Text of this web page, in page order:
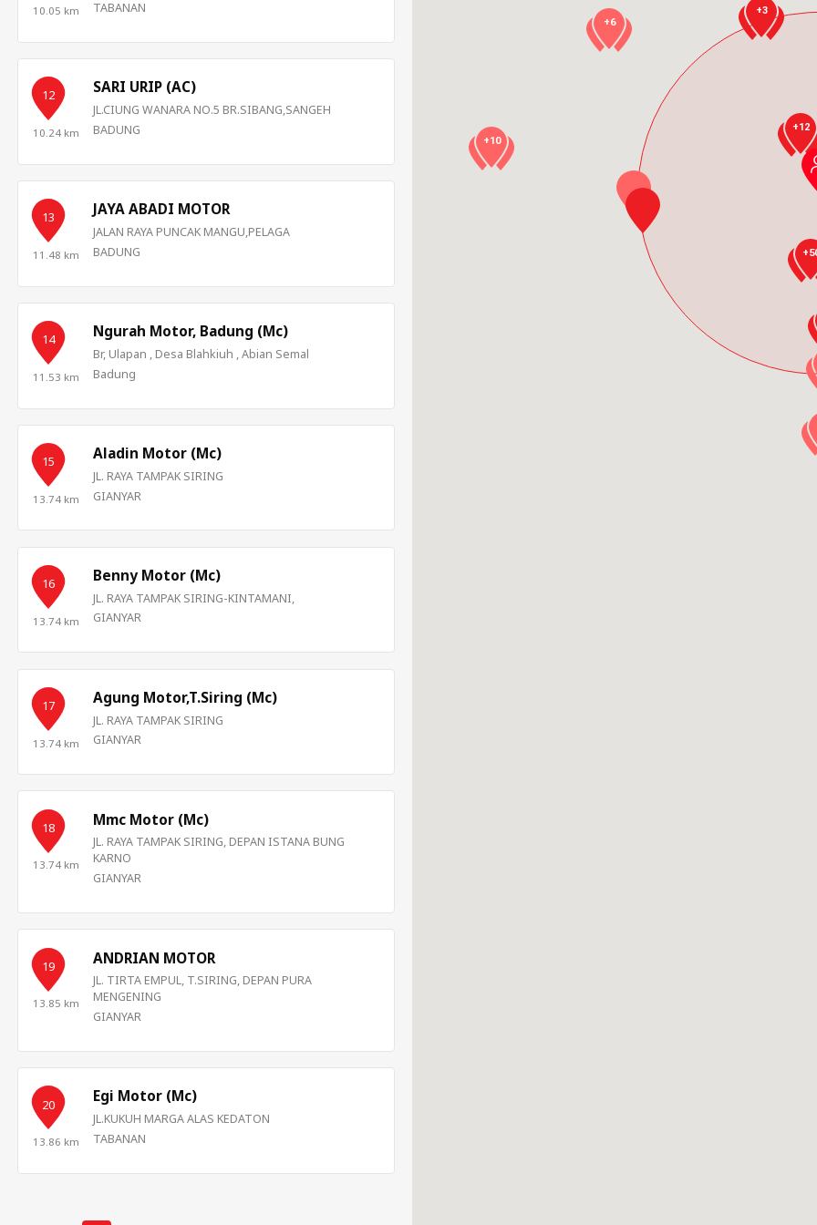
10.05 km TABANAN
12
10.24 km
SARI URIP (AC)
JL.CIUNG WANARA NO.5 BR.SIBANG,SANGEH
BADUNG
13
11.48 km
JAYA ABADI MOTOR
JALAN RAYA PUNCAK MANGU,PELAGA
BADUNG
14
11.53 km
Ngurah Motor, Badung (Mc)
Br, Ulapan , Desa Blahkiuh , Abian Semal
Badung
15
13.74 km
Aladin Motor (Mc)
JL. RAYA TAMPAK SIRING
GIANYAR
16
13.74 km
Benny Motor (Mc)
JL. RAYA TAMPAK SIRING-KINTAMANI,
GIANYAR
17
13.74 km
Agung Motor,T.Siring (Mc)
JL. RAYA TAMPAK SIRING
GIANYAR
18
13.74 km
Mmc Motor (Mc)
JL. RAYA TAMPAK SIRING, DEPAN ISTANA BUNG
KARNO
GIANYAR
19
13.85 km
ANDRIAN MOTOR
JL. TIRTA EMPUL, T.SIRING, DEPAN PURA
MENGENING
GIANYAR
20
13.86 km
Egi Motor (Mc)
JL.KUKUH MARGA ALAS KEDATON
TABANAN
+3
+12
+10
+5
+6